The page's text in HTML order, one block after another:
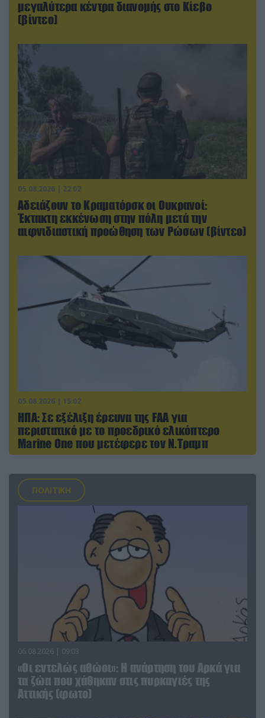
μεγαλύτερα κέντρα διανομής στο Κίεβο
(βίντεο)
05.08.2026 | 22:02
Αδειάζουν το Κραματόρσκ οι Ουκρανοί:
Έκτακτη εκκένωση στην πόλη μετά την
αιφνιδιαστική προώθηση των Ρώσων (βίντεο)
05.08.2026 | 15:02
ΗΠΑ: Σε εξέλιξη έρευνα της FAA για
περιστατικό με το προεδρικό ελικόπτερο
Marine One που μετέφερε τον Ν.Τραμπ
ΠΟΛΙΤΙΚΗ
06.08.2026 | 09:03
«Οι εντελώς αθώοι»: Η ανάρτηση του Αρκά για
τα ζώα που χάθηκαν στις πυρκαγιές της
Αττικής (φωτο)